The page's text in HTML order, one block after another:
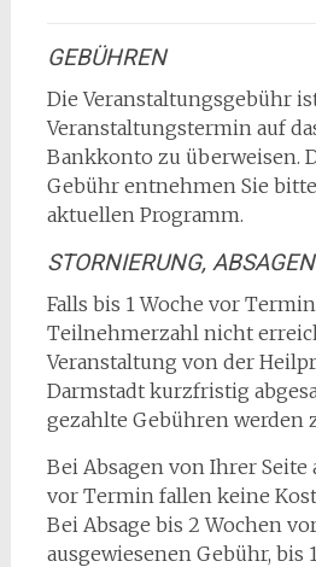
GEBÜHREN
Die Veranstaltungsgebühr
Veranstaltungstermin auf
Bankkonto zu überweisen.
Gebühr entnehmen Sie
aktuellen Programm.
STORNIERUNG, ABSAGEN
Falls bis 1 Woche vor
Teilnehmerzahl nicht
Veranstaltung von der
Darmstadt kurzfristig
gezahlte Gebühren werden
Bei Absagen von Ihrer Seite
vor Termin fallen keine
Bei Absage bis 2 Wochen
ausgewiesenen Gebühr, bis